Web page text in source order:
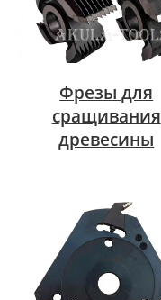
Фрезы для
сращивания
древесины